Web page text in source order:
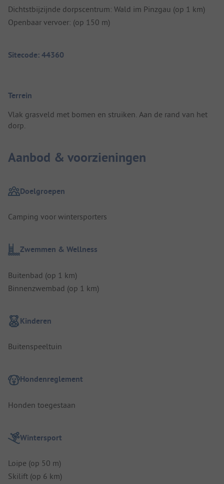
Dichtstbijzijnde dorpscentrum: Wald im Pinzgau (op 1 km)
Openbaar vervoer: (op 150 m)
Sitecode: 44360
Terrein
Vlak grasveld met bomen en struiken. Aan de rand van het
dorp.
Aanbod & voorzieningen
Doelgroepen
Camping voor wintersporters
Zwemmen & Wellness
Buitenbad (op 1 km)
Binnenzwembad (op 1 km)
Kinderen
Buitenspeeltuin
Hondenreglement
Honden toegestaan
Wintersport
Loipe (op 50 m)
Skilift (op 6 km)